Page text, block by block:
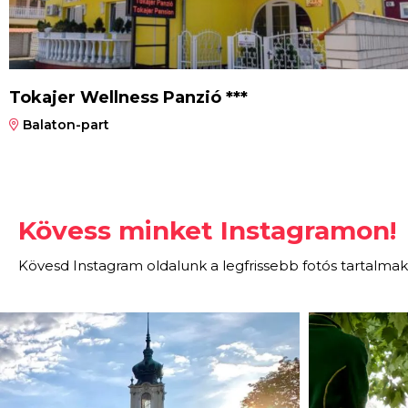
Tokajer Wellness Panzió ***
Balaton-part
Kövess minket Instagramon!
Kövesd Instagram oldalunk a legfrissebb fotós